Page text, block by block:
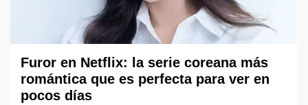
Furor en Netflix: la serie coreana más
romántica que es perfecta para ver en
pocos días